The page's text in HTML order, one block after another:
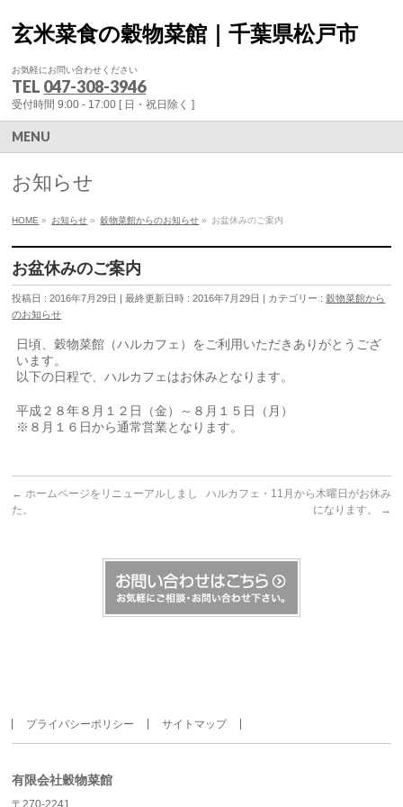
玄米菜食の穀物菜館｜千葉県松戸市
お気軽にお問い合わせください
TEL 047-308-3946
受付時間 9:00 - 17:00 [ 日・祝日除く ]
MENU
お知らせ
HOME » お知らせ » 穀物菜館からのお知らせ » お盆休みのご案内
お盆休みのご案内
投稿日 : 2016年7月29日 最終更新日時 : 2016年7月29日 カテゴリー :穀物菜館から
のお知らせ
日頃、穀物菜館（ハルカフェ）をご利用いただきありがとうござ
います。
以下の日程で、ハルカフェはお休みとなります。
平成２８年８月１２日（金）～８月１５日（月）
※８月１６日から通常営業となります。
← ホームページをリニューアルしまし
た。
ハルカフェ・11月から木曜日がお休み
になります。
→
プライバシーポリシー サイトマップ
有限会社穀物菜館
〒270-2241